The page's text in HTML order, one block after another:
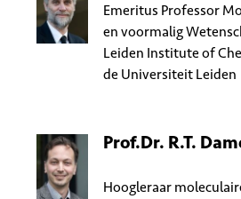
Emeritus Professor
en voormalig
Leiden Institute of
de Universiteit Leiden
Prof.Dr. R.T.
Hoogleraar